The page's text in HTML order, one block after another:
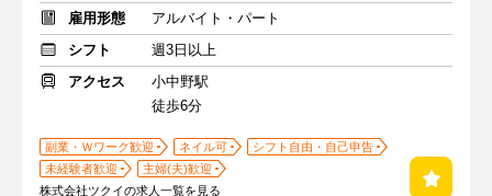
雇用形態
アルバイト・パート
シフト
週3日以上
アクセス
小中野駅
徒歩6分
副業・Ｗワーク歓迎 ネイル可
シフト自由・自己申告
未経験者歓迎
主婦(夫)歓迎
株式会社ツクイの求人一覧を見る